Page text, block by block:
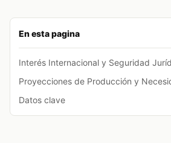
En esta pagina
Interés Internacional y Seguridad
Proyecciones de Producción y
Datos clave